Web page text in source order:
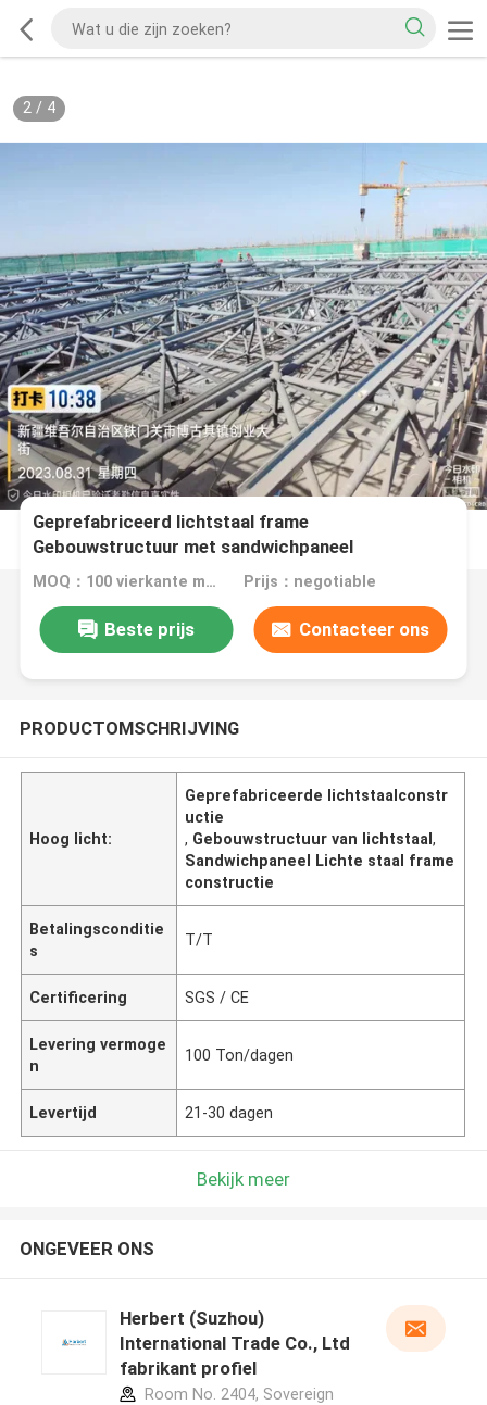
2/ 4
Geprefabriceerd lichtstaal frame
Gebouwstructuur met sandwichpaneel
MOQ：100 vierkante meter Prijs：negotiable
Beste prijs Contacteer ons
PRODUCTOMSCHRIJVING
Hoog licht:
Geprefabriceerde lichtstaalconstr
uctie
, Gebouwstructuur van lichtstaal,
Sandwichpaneel Lichte staal frame
constructie
Betalingsconditie
s
T/T
Certificering SGS / CE
Levering vermoge
n
100 Ton/dagen
Levertijd 21-30 dagen
Bekijk meer
ONGEVEER ONS
Herbert (Suzhou)
International Trade Co., Ltd
fabrikant profiel
Room No. 2404, Sovereign